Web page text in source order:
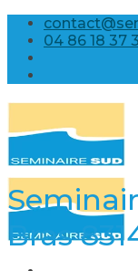
Skip
content
04 86 18 37
Bras